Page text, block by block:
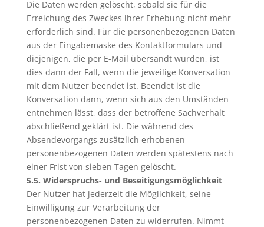
Die Daten werden gelöscht, sobald sie für die
Erreichung des Zweckes ihrer Erhebung nicht mehr
erforderlich sind. Für die personenbezogenen Daten
aus der Eingabemaske des Kontaktformulars und
diejenigen, die per E-Mail übersandt wurden, ist
dies dann der Fall, wenn die jeweilige Konversation
mit dem Nutzer beendet ist. Beendet ist die
Konversation dann, wenn sich aus den Umständen
entnehmen lässt, dass der betroffene Sachverhalt
abschließend geklärt ist. Die während des
Absendevorgangs zusätzlich erhobenen
personenbezogenen Daten werden spätestens nach
einer Frist von sieben Tagen gelöscht.
5.5. Widerspruchs- und Beseitigungsmöglichkeit
Der Nutzer hat jederzeit die Möglichkeit, seine
Einwilligung zur Verarbeitung der
personenbezogenen Daten zu widerrufen. Nimmt